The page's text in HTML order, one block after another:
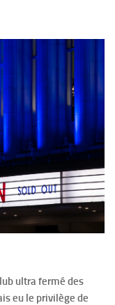
ultra fermé des
eu le privilège de